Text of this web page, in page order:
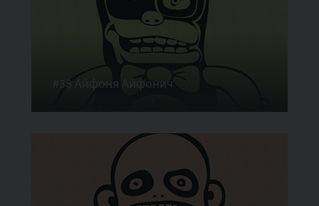
#38 Айфоня Айфонич